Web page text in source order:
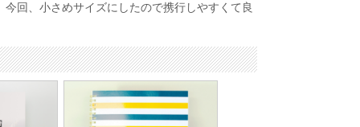
回、小さめサイズにしたので携行しやすくて良